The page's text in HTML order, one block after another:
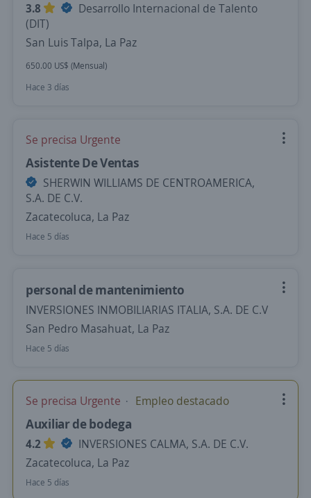
3.8
Desarrollo Internacional de Talento
(DIT)
San Luis Talpa, La Paz
650.00 US$ (Mensual)
Hace 3 días
Se precisa Urgente
Asistente De Ventas
SHERWIN WILLIAMS DE CENTROAMERICA,
S.A. DE C.V.
Zacatecoluca, La Paz
Hace 5 días
personal de mantenimiento
INVERSIONES INMOBILIARIAS ITALIA, S.A. DE C.V
San Pedro Masahuat, La Paz
Hace 5 días
Se precisa Urgente Empleo destacado
Auxiliar de bodega
4.2
INVERSIONES CALMA, S.A. DE C.V.
Zacatecoluca, La Paz
Hace 5 días